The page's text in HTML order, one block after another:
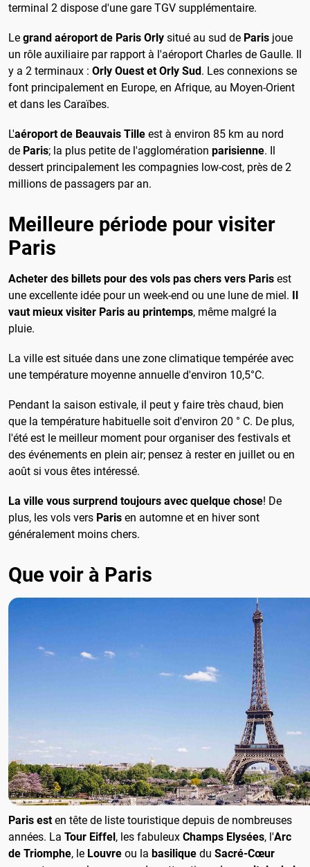
terminal 2 dispose d'une gare TGV supplémentaire.
Le grand aéroport de Paris Orly situé au sud de Paris joue
un rôle auxiliaire par rapport à l'aéroport Charles de Gaulle. Il
y a 2 terminaux : Orly Ouest et Orly Sud. Les connexions se
font principalement en Europe, en Afrique, au Moyen-Orient
et dans les Caraïbes.
L'aéroport de Beauvais Tille est à environ 85 km au nord
de Paris; la plus petite de l'agglomération parisienne. Il
dessert principalement les compagnies low-cost, près de 2
millions de passagers par an.
Meilleure période pour visiter
Paris
Acheter des billets pour des vols pas chers vers Paris est
une excellente idée pour un week-end ou une lune de miel. Il
vaut mieux visiter Paris au printemps, même malgré la
pluie.
La ville est située dans une zone climatique tempérée avec
une température moyenne annuelle d'environ 10,5°C.
Pendant la saison estivale, il peut y faire très chaud, bien
que la température habituelle soit d'environ 20 ° C. De plus,
l'été est le meilleur moment pour organiser des festivals et
des événements en plein air; pensez à rester en juillet ou en
août si vous êtes intéressé.
La ville vous surprend toujours avec quelque chose! De
plus, les vols vers Paris en automne et en hiver sont
généralement moins chers.
Que voir à Paris
Paris esten tête de liste touristique depuis de nombreuses
années. La Tour Eiffel , les fabuleux Champs Elysées, l'Arc
de Triomphe, le Louvre ou la basilique du Sacré-Cœur